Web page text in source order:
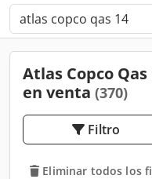
Atlas Copco
en venta (370)
Filtro
Eliminar todos los